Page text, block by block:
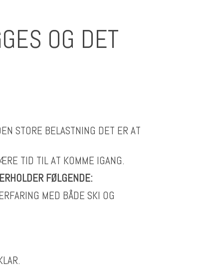
OG DET
STORE BELASTNING DET ER AT
TID TIL AT KOMME IGANG.
FØLGENDE:
MED BÅDE SKI OG